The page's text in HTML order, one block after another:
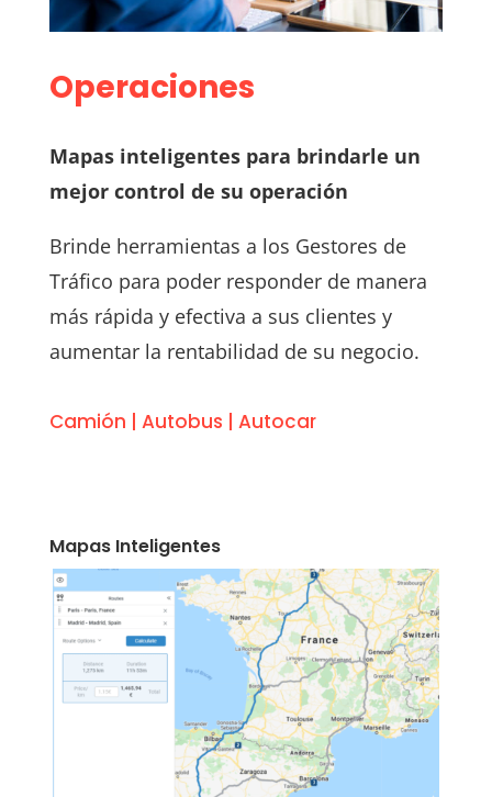
Operaciones
Mapas inteligentes para brindarle un
mejor control de su operación
Brinde herramientas a los Gestores de
Tráfico para poder responder de manera
más rápida y efectiva a sus clientes y
aumentar la rentabilidad de su negocio.
Camión | Autobus | Autocar
Mapas Inteligentes